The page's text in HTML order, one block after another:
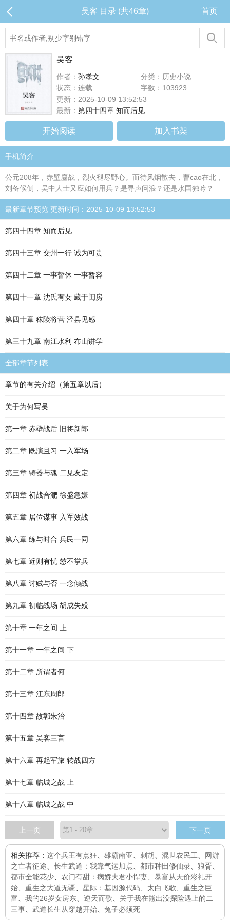
吴客 目录 (共46章) 首页
吴客
作者： 孙孝文
分类：历史小说
状态：连载
字数：103923
更新：2025-10-09 13:52:53
最新： 第四十四章 知而后见
开始阅读 加入书架
手机简介
公元208年，赤壁鏖战，烈火褪尽野心。而待风烟散去，曹cao在北，
刘备候侧，吴中人士又应如何用兵？是寻声问浪？还是水国独吟？
最新章节预览 更新时间：2025-10-09 13:52:53
第四十四章 知而后见
第四十三章 交州一行 诚为可贵
第四十二章 一事暂休 一事暂容
第四十一章 沈氏有女 藏于闺房
第四十章 秣陵将营 泾县见感
第三十九章 南江水利 布山讲学
全部章节列表
章节的有关介绍（第五章以后）
关于为何写吴
第一章 赤壁战后 旧将新郎
第二章 既演且习 一入军场
第三章 铸器与魂 二见友定
第四章 初战合淝 徐盛急嫌
第五章 居位谋事 入军效战
第六章 练与时合 兵民一同
第七章 近则有忧 慈不掌兵
第八章 讨贼与否 一念倾战
第九章 初临战场 胡成失殁
第十章 一年之间 上
第十一章 一年之间 下
第十二章 所谓者何
第十三章 江东周郎
第十四章 故鄣朱治
第十五章 吴客三言
第十六章 再起军旅 转战四方
第十七章 临城之战 上
第十八章 临城之战 中
上一页 下一页
相关推荐： 这个兵王有点狂 雄霸南亚 刺胡 混世农民工
网游
之亡者征途
长生武道：我靠气运加点 都市种田修仙录 狼胥
都市全能花少
农门有甜：病娇夫君小悍妻
暴富从天价彩礼开
始
重生之大道无疆 星际：基因源代码 太白飞歌
重生之巨
富
我的26岁女房东 逆天而歌
关于我在熊出没探险遇上的二
三事
武道长生从穿越开始 兔子必须死